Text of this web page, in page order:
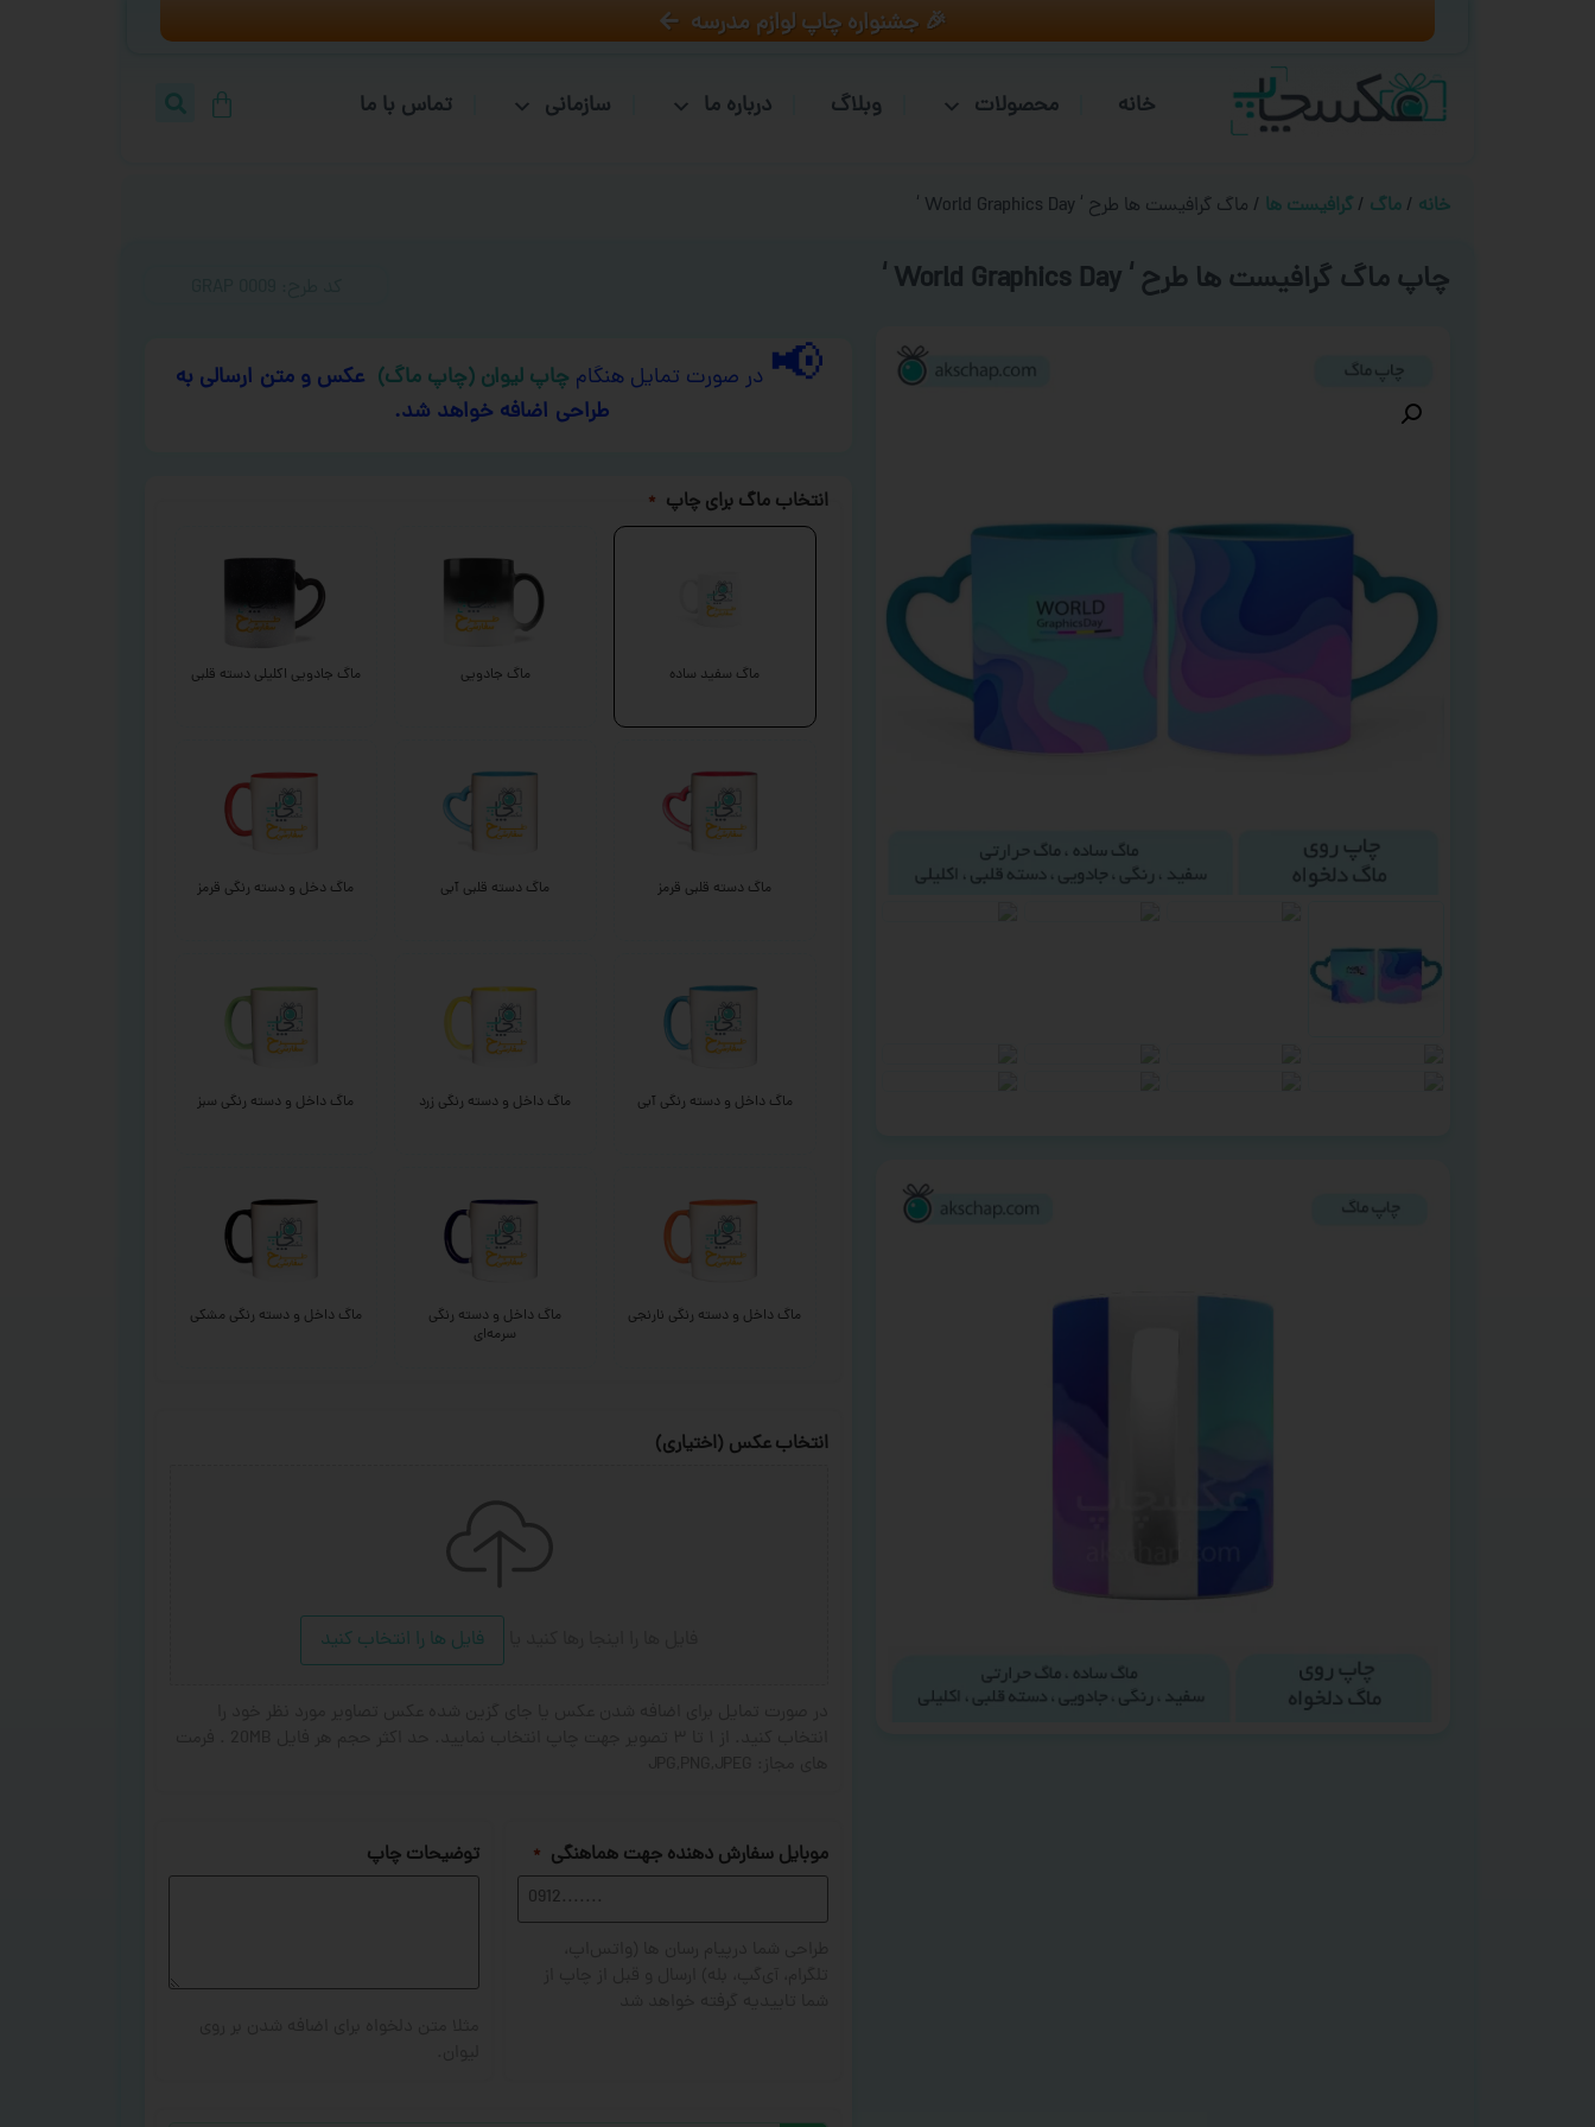
🎉 جشنواره چاپ لوازم مدرسه
خانه محصولات وبلاگ درباره ما سازمانی تماس با ما
خانه / ماگ / گرافیست ها / ماگ گرافیست ها طرح ‘ World Graphics Day ‘
چاپ ماگ گرافیست ها طرح ‘ World Graphics Day ‘
📢 در صورت تمایل هنگام چاپ لیوان (چاپ ماگ) عکس و متن ارسالی به
طراحی اضافه خواهد شد.
انتخاب ماگ برای چاپ *
ماگ سفید ساده ماگ جادویی ماگ جادویی اکلیلی دسته قلبی
ماگ دسته قلبی قرمز ماگ دسته قلبی آبی ماگ دخل و دسته رنگی قرمز
ماگ داخل و دسته رنگی آبی ماگ داخل و دسته رنگی زرد ماگ داخل و دسته رنگی سبز
ماگ داخل و دسته رنگی نارنجی
ماگ داخل و دسته رنگی
سرمه‌ای
ماگ داخل و دسته رنگی مشکی
انتخاب عکس (اختیاری)
فایل ها را انتخاب کنید
موبایل سفارش دهنده جهت هماهنگی * توضیحات چاپ